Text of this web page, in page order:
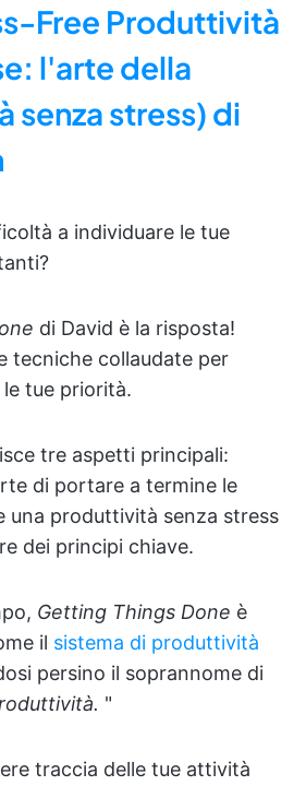
Free Produttività
l'arte della
stress) di
a individuare le tue
di David è la risposta!
tecniche collaudate per
tue priorità.
tre aspetti principali:
di portare a termine le
una produttività senza stress
dei principi chiave.
Getting Things Done è
il sistema di produttività
persino il soprannome di
"
traccia delle tue attività